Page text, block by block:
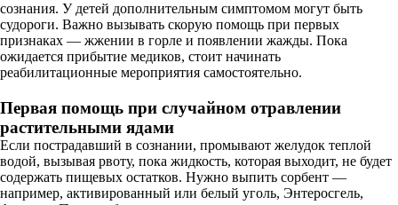
сознания. У детей дополнительным симптомом могут быть
судороги. Важно вызывать скорую помощь при первых
признаках — жжении в горле и появлении жажды. Пока
ожидается прибытие медиков, стоит начинать
реабилитационные мероприятия самостоятельно.
Первая помощь при случайном отравлении
растительными ядами
Если пострадавший в сознании, промывают желудок теплой
водой, вызывая рвоту, пока жидкость, которая выходит, не будет
содержать пищевых остатков. Нужно выпить сорбент —
например, активированный или белый уголь, Энтеросгель,